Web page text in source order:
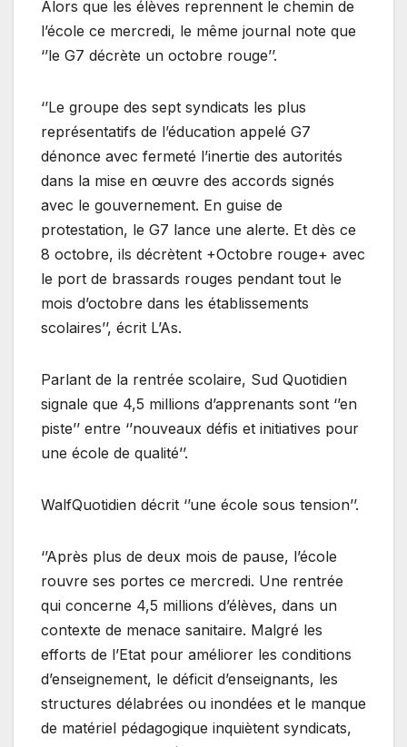
Alors que les élèves reprennent le chemin de
l’école ce mercredi, le même journal note que
‘’le G7 décrète un octobre rouge’’.
‘’Le groupe des sept syndicats les plus
représentatifs de l’éducation appelé G7
dénonce avec fermeté l’inertie des autorités
dans la mise en œuvre des accords signés
avec le gouvernement. En guise de
protestation, le G7 lance une alerte. Et dès ce
8 octobre, ils décrètent +Octobre rouge+ avec
le port de brassards rouges pendant tout le
mois d’octobre dans les établissements
scolaires’’, écrit L’As.
Parlant de la rentrée scolaire, Sud Quotidien
signale que 4,5 millions d’apprenants sont ‘’en
piste’’ entre ‘’nouveaux défis et initiatives pour
une école de qualité’’.
WalfQuotidien décrit ‘’une école sous tension’’.
‘’Après plus de deux mois de pause, l’école
rouvre ses portes ce mercredi. Une rentrée
qui concerne 4,5 millions d’élèves, dans un
contexte de menace sanitaire. Malgré les
efforts de l’Etat pour améliorer les conditions
d’enseignement, le déficit d’enseignants, les
structures délabrées ou inondées et le manque
de matériel pédagogique inquiètent syndicats,